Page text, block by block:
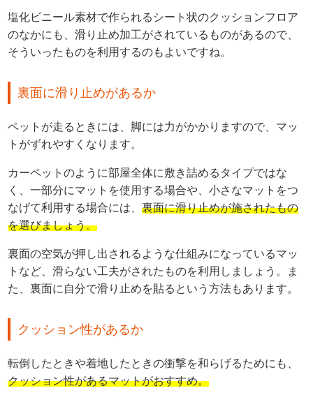
塩化ビニール素材で作られるシート状のクッションフロア
のなかにも、滑り止め加工がされているものがあるので、
そういったものを利用するのもよいですね。
裏面に滑り止めがあるか
ペットが走るときには、脚には力がかかりますので、マッ
トがずれやすくなります。
カーペットのように部屋全体に敷き詰めるタイプではな
く、一部分にマットを使用する場合や、小さなマットをつ
なげて利用する場合には、裏面に滑り止めが施されたもの
を選びましょう。
裏面の空気が押し出されるような仕組みになっているマッ
トなど、滑らない工夫がされたものを利用しましょう。ま
た、裏面に自分で滑り止めを貼るという方法もあります。
クッション性があるか
転倒したときや着地したときの衝撃を和らげるためにも、
クッション性があるマットがおすすめ。